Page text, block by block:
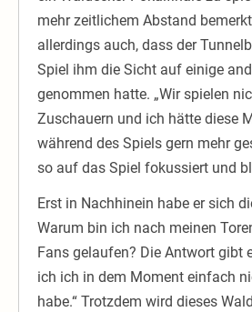
mehr zeitlichem Abstand
allerdings auch, dass der
Spiel ihm die Sicht auf einige
genommen hatte. „Wir spielen
Zuschauern und ich hätte diese
während des Spiels gern mehr
so auf das Spiel fokussiert und
Erst in Nachhinein habe er sich
Warum bin ich nach meinen
Fans gelaufen? Die Antwort gibt
ich ich in dem Moment einfach
habe.“ Trotzdem wird dieses